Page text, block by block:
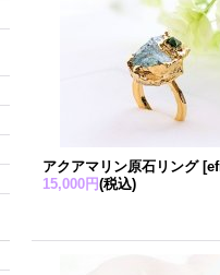
アクアマリン原石リング [
15,000円(税込)